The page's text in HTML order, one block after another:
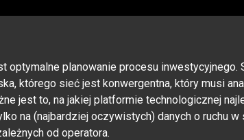
optymalne planowanie procesu
którego sieć jest konwergentna, który musi
jest to, na jakiej platformie technologicznej
na (najbardziej oczywistych) danych o ruchu w
od operatora.